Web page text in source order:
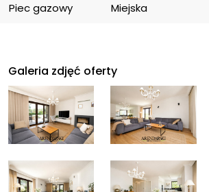
Piec gazowy
Miejska
Galeria zdjęć oferty